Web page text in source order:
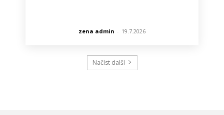
zena admin - 19.7.2026
Načíst další